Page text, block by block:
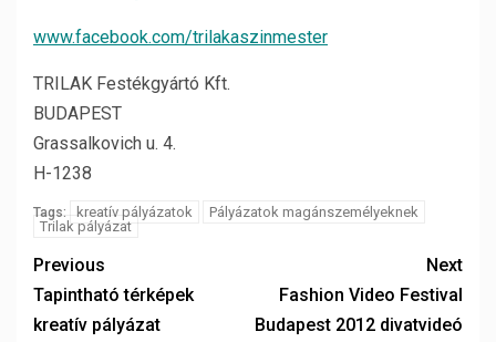
www.facebook.com/trilakaszinmester
TRILAK Festékgyártó Kft.
BUDAPEST
Grassalkovich u. 4.
H-1238
Tags: kreatív pályázatok
Pályázatok magánszemélyeknek
Trilak pályázat
Previous
Tapintható térképek
kreatív pályázat
Next
Fashion Video Festival
Budapest 2012 divatvideó